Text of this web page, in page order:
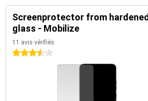
Screenprotector from hardened
glass - Mobilize
11 avis vérifiés
3.5 étoiles